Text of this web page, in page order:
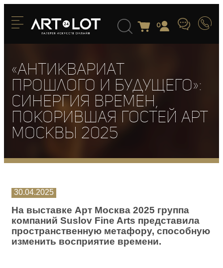
0
«Антиквариат
прошлого и будущего»:
синергия времен,
покорившая гостей Арт
Москвы 2025
30.04.2025
На выставке Арт Москва 2025 группа
компаний Suslov Fine Arts представила
пространственную метафору, способную
изменить восприятие времени.